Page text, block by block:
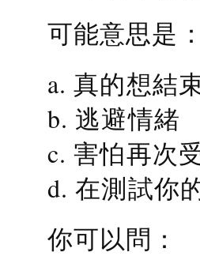
可能意思是：
a. 真的想結
b. 逃避情緒
c. 害怕再次
d. 在測試你
你可以問：